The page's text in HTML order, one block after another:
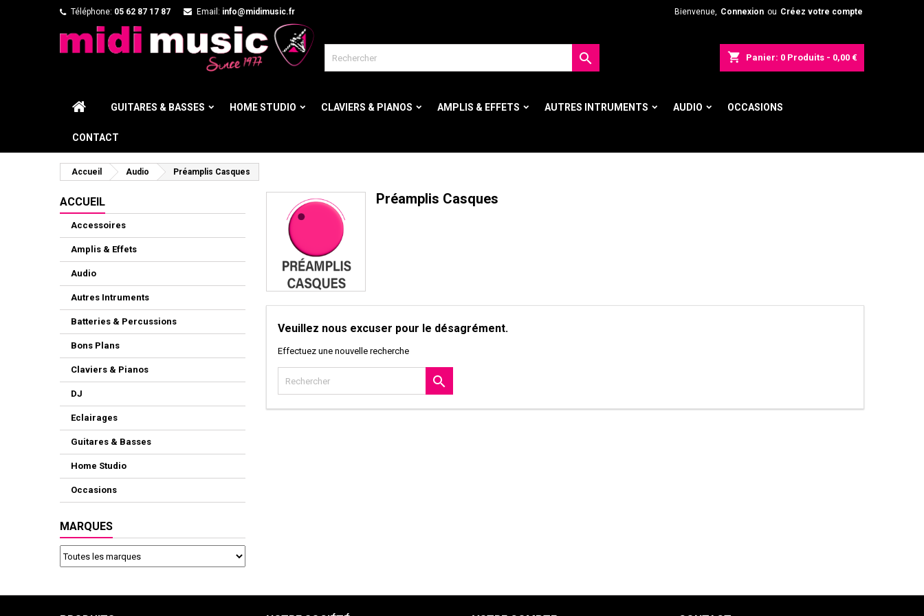
Téléphone: 05 62 87 17 87 Email: info@midimusic.fr Bienvenue, Connexion ou Créez votre compte
shopping_cart Panier: 0 Produits - 0,00 €

GUITARES & BASSES HOME STUDIO CLAVIERS & PIANOS AMPLIS & EFFETS AUTRES INTRUMENTS AUDIO OCCASIONS
CONTACT
Accueil Audio Préamplis Casques
ACCUEIL
Accessoires
Amplis & Effets
Audio
Autres Intruments
Batteries & Percussions
Bons Plans
Claviers & Pianos
DJ
Eclairages
Guitares & Basses
Home Studio
Occasions
MARQUES
Préamplis Casques
Veuillez nous excuser pour le désagrément.
Effectuez une nouvelle recherche
